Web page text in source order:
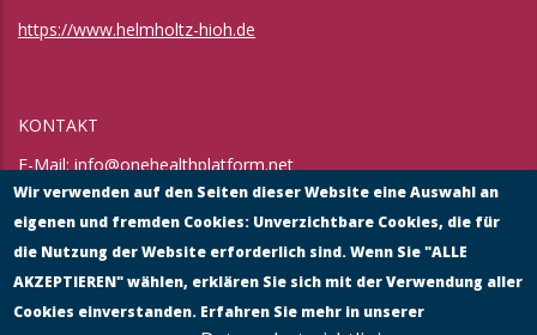
https://www.helmholtz-hioh.de
KONTAKT
E-Mail:info@onehealthplatform.net
Website: in Kürze
Wir verwenden auf den Seiten dieser Website eine Auswahl an
eigenen und fremden Cookies: Unverzichtbare Cookies, die für
die Nutzung der Website erforderlich sind. Wenn Sie "ALLE
AKZEPTIEREN" wählen, erklären Sie sich mit der Verwendung aller
Cookies einverstanden. Erfahren Sie mehr in unserer